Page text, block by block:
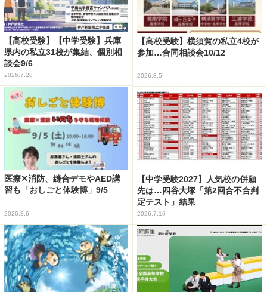
【高校受験】【中学受験】兵庫
県内の私立31校が集結、個別相
談会9/6
2026.7.28
【高校受験】横須賀の私立4校が
参加…合同相談会10/12
2026.8.5
医療✕消防、縫合デモやAED講
習も「おしごと体験博」9/5
2026.8.6
【中学受験2027】人気校の併願
先は…四谷大塚「第2回合不合判
定テスト」結果
2026.7.16